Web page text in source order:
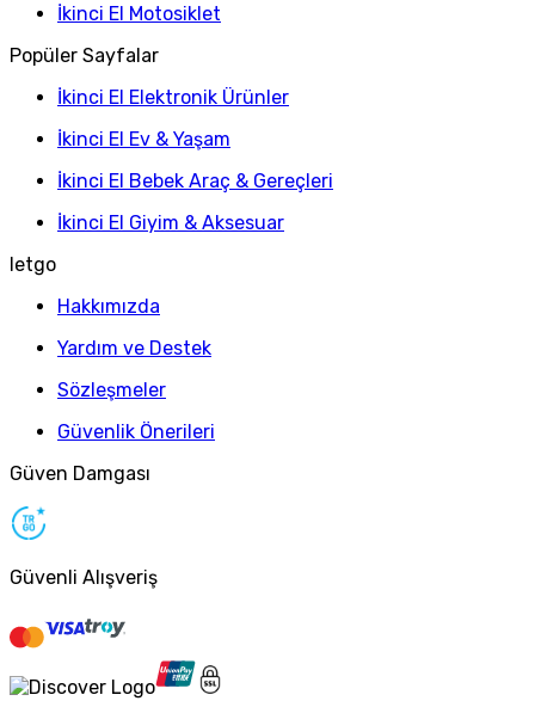
İkinci El Motosiklet
Popüler Sayfalar
İkinci El Elektronik Ürünler
İkinci El Ev & Yaşam
İkinci El Bebek Araç & Gereçleri
İkinci El Giyim & Aksesuar
letgo
Hakkımızda
Yardım ve Destek
Sözleşmeler
Güvenlik Önerileri
Güven Damgası
Güvenli Alışveriş